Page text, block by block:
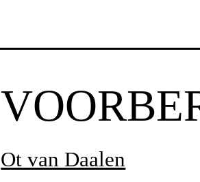
Ot van Daalen